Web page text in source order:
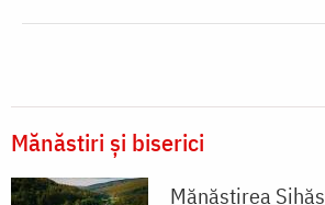
Mănăstiri și biserici
Mănăstirea